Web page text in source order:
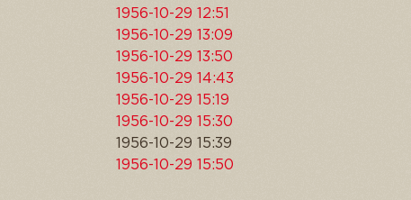
1956-10-29 12:51
1956-10-29 13:09
1956-10-29 13:50
1956-10-29 14:43
1956-10-29 15:19
1956-10-29 15:30
1956-10-29 15:39
1956-10-29 15:50